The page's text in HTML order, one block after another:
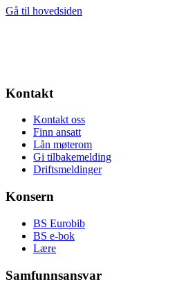
Gå til hovedsiden
Kontakt
Kontakt oss
Finn ansatt
Lån møterom
Gi tilbakemelding
Driftsmeldinger
Konsern
BS Eurobib
BS e-bok
Lære
Samfunnsansvar